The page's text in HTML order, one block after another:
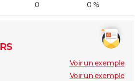
0 0 %
Voir un exemple
Voir un exemple